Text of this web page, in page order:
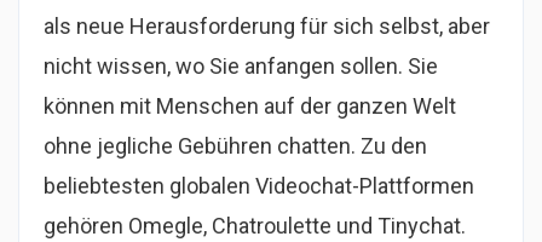
als neue Herausforderung für sich selbst, aber
nicht wissen, wo Sie anfangen sollen. Sie
können mit Menschen auf der ganzen Welt
ohne jegliche Gebühren chatten. Zu den
beliebtesten globalen Videochat-Plattformen
gehören Omegle, Chatroulette und Tinychat.